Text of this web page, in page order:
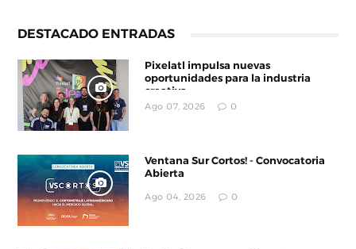
DESTACADO ENTRADAS
Pixelatl impulsa nuevas
oportunidades para la industria
creativa
Ago 07, 2026 0
Ventana Sur Cortos! - Convocatoria
Abierta
Ago 04, 2026 0